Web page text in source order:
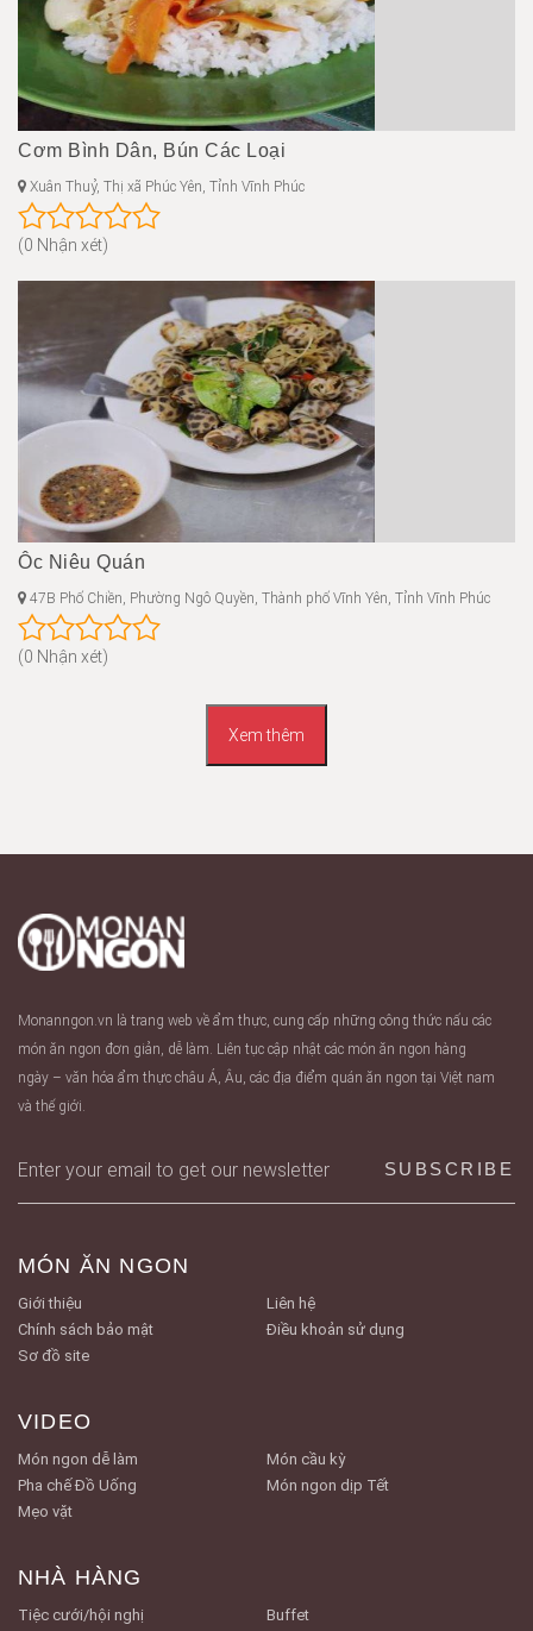
Cơm Bình Dân, Bún Các Loại
Xuân Thuỷ, Thị xã Phúc Yên, Tỉnh Vĩnh Phúc
(0 Nhận xét)
Ôc Niêu Quán
47B Phố Chiền, Phường Ngô Quyền, Thành phố Vĩnh Yên, Tỉnh Vĩnh Phúc
(0 Nhận xét)
Xem thêm
Monanngon.vn là trang web về ẩm thực, cung cấp những công thức nấu các
món ăn ngon đơn giản, dễ làm. Liên tục cập nhật các món ăn ngon hàng
ngày – văn hóa ẩm thực châu Á, Âu, các địa điểm quán ăn ngon tại Việt nam
và thế giới.
MÓN ĂN NGON
Giới thiệu
Liên hệ
Chính sách bảo mật
Điều khoản sử dụng
Sơ đồ site
VIDEO
Món ngon dễ làm
Món cầu kỳ
Pha chế Đồ Uống
Món ngon dịp Tết
Mẹo vặt
NHÀ HÀNG
Tiệc cưới/hội nghị Buffet